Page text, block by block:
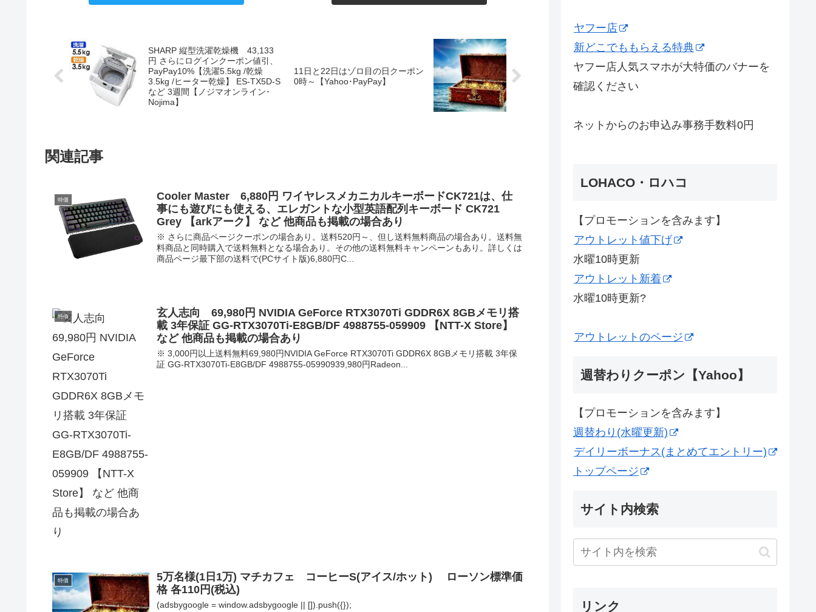
SHARP 縦型洗濯乾燥機 43,133
円 さらにログインクーポン値引、
PayPay10%【洗濯5.5kg /乾燥
3.5kg /ヒーター乾燥】 ES-TX5D-S
など 3週間【ノジマオンライン･
Nojima】
11日と22日はゾロ目の日クーポン
0時～【Yahoo･PayPay】
関連記事
特価
Cooler Master 6,880円 ワイヤレスメカニカルキーボードCK721は、仕
事にも遊びにも使える、エレガントな小型英語配列キーボード CK721
Grey 【arkアーク】 など 他商品も掲載の場合あり
※ さらに商品ページクーポンの場合あり。送料520円～、但し送料無料商品の場合あり。送料無
料商品と同時購入で送料無料となる場合あり。その他の送料無料キャンペーンもあり。詳しくは
商品ページ最下部の送料で(PCサイト版)6,880円C...
特価
玄人志向 69,980円 NVIDIA GeForce RTX3070Ti GDDR6X 8GBメモリ搭
載 3年保証 GG-RTX3070Ti-E8GB/DF 4988755-059909 【NTT-X Store】
など 他商品も掲載の場合あり
※ 3,000円以上送料無料69,980円NVIDIA GeForce RTX3070Ti GDDR6X 8GBメモリ搭載 3年保
証 GG-RTX3070Ti-E8GB/DF 4988755-05990939,980円Radeon...
特価
5万名様(1日1万) マチカフェ コーヒーS(アイス/ホット) ローソン標準価
格 各110円(税込)
(adsbygoogle = window.adsbygoogle || []).push({});
ヤフー店
新どこでももらえる特典
ヤフー店人気スマホが大特価のバナーを
確認ください
ネットからのお申込み事務手数料0円
LOHACO・ロハコ
【プロモーションを含みます】
アウトレット値下げ
水曜10時更新
アウトレット新着
水曜10時更新?
アウトレットのページ
週替わりクーポン【Yahoo】
【プロモーションを含みます】
週替わり(水曜更新)
デイリーボーナス(まとめてエントリー)
トップページ
サイト内検索
リンク